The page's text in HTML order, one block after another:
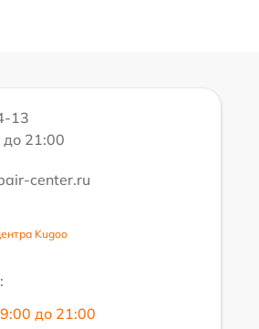
13
21:00
center.ru
Kugoo
до 21:00